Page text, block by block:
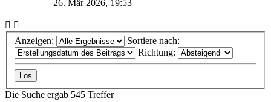
26. Mär 2026, 19:53
Anzeigen:
Sortiere nach:
Richtung:
Die Suche ergab 545 Treffer